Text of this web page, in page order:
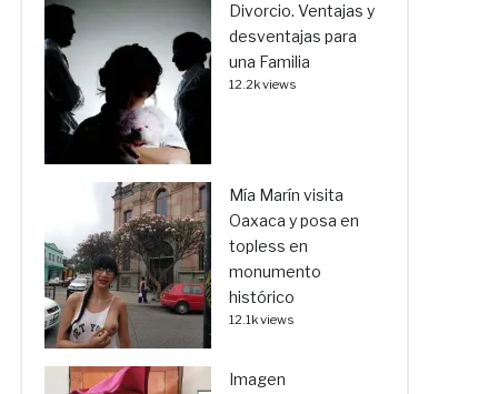
Divorcio. Ventajas y
desventajas para
una Familia
12.2k views
Mía Marín visita
Oaxaca y posa en
topless en
monumento
histórico
12.1k views
Imagen